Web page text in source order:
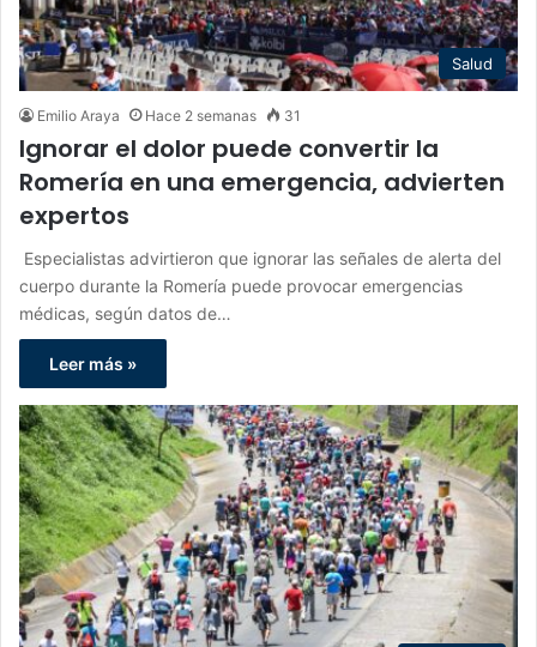
Salud
Emilio Araya Hace 2 semanas 31
Ignorar el dolor puede convertir la
Romería en una emergencia, advierten
expertos
Especialistas advirtieron que ignorar las señales de alerta del
cuerpo durante la Romería puede provocar emergencias
médicas, según datos de…
Leer más »